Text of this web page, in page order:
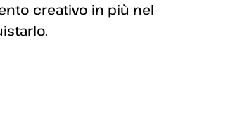
creativo in più nel